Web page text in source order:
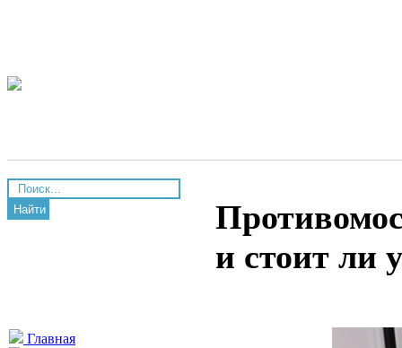
Найти
Главная
и стоит ли